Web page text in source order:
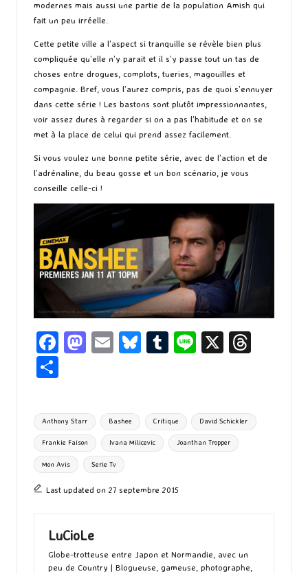
modernes mais aussi une partie de la population Amish qui
fait un peu irréelle.
Cette petite ville a l’aspect si tranquille se révèle bien plus
compliquée qu’elle n’y parait et il s’y passe tout un tas de
choses entre drogues, complots, tueries, magouilles et
compagnie. Bref, vous l’aurez compris, pas de quoi s’ennuyer
dans cette série ! Les bastons sont plutôt impressionnantes,
voir assez dures à regarder si on a pas l’habitude et on se
met à la place de celui qui prend assez facilement.
Si vous voulez une bonne petite série, avec de l’action et de
l’adrénaline, du beau gosse et un bon scénario, je vous
conseille celle-ci !
Fa
o
o
k
M
d
o
n
E
l
Bl
ky
T
bl
r
Li X
ds
ta
g
er
Tags:
Anthony Starr Bashee Critique David Schickler
Frankie Faison Ivana Milicevic Joanthan Tropper
Mon Avis Serie Tv
Last updated on 27 septembre 2015
LuCioLe
Globe-trotteuse entre Japon et Normandie, avec un
peu de Country | Blogueuse, gameuse, photographe,